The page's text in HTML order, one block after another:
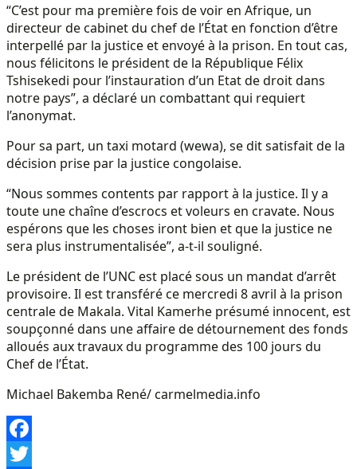
“C’est pour ma première fois de voir en Afrique, un
directeur de cabinet du chef de l’État en fonction d’être
interpellé par la justice et envoyé à la prison. En tout cas,
nous félicitons le président de la République Félix
Tshisekedi pour l’instauration d’un Etat de droit dans
notre pays”, a déclaré un combattant qui requiert
l’anonymat.
Pour sa part, un taxi motard (wewa), se dit satisfait de la
décision prise par la justice congolaise.
“Nous sommes contents par rapport à la justice. Il y a
toute une chaîne d’escrocs et voleurs en cravate. Nous
espérons que les choses iront bien et que la justice ne
sera plus instrumentalisée”, a-t-il souligné.
Le président de l’UNC est placé sous un mandat d’arrêt
provisoire. Il est transféré ce mercredi 8 avril à la prison
centrale de Makala. Vital Kamerhe présumé innocent, est
soupçonné dans une affaire de détournement des fonds
alloués aux travaux du programme des 100 jours du
Chef de l’État.
Michael Bakemba René/ carmelmedia.info
Facebook